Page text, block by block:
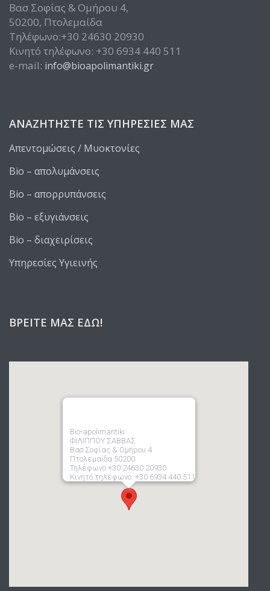
Βασ Σοφίας & Ομήρου 4,
50200, Πτολεμαίδα
Τηλέφωνο:+30 24630 20930
Κινητό τηλέφωνο: +30 6934 440 511
e-mail: info@bioapolimantiki.gr
ΑΝΑΖΗΤΉΣΤΕ ΤΙΣ ΥΠΗΡΕΣΊΕΣ ΜΑΣ
Απεντομώσεις / Μυοκτονίες
Bio – απολυμάνσεις
Bio – απορρυπάνσεις
Bio – εξυγιάνσεις
Bio – διαχειρίσεις
Υπηρεσίες Υγιεινής
ΒΡΕΊΤΕ ΜΑΣ ΕΔΏ!
Bio-apolimantiki
ΦΙΛΙΠΠΟΥ ΣΑΒΒΑΣ
Βασ Σοφίας & Ομήρου 4
Πτολεμαίδα 50200
Τηλέφωνο:+30 24630 20930
Κινητό τηλέφωνο: +30 6934 440 511